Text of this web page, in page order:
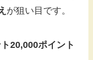
が狙い目です。
20,000ポイント